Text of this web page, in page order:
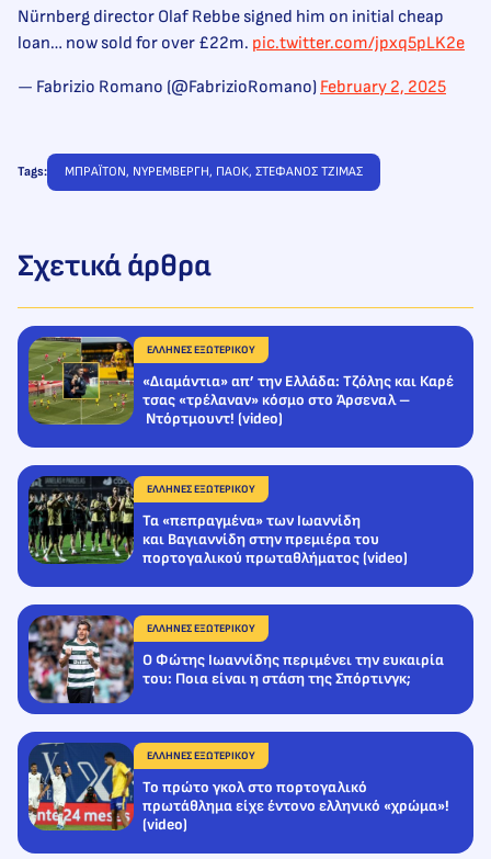
Nürnberg director Olaf Rebbe signed him on initial cheap
loan… now sold for over £22m. pic.twitter.com/jpxq5pLK2e
— Fabrizio Romano (@FabrizioRomano) February 2, 2025
Tags: ΜΠΡΑΪΤΟΝ, ΝΥΡΕΜΒΕΡΓΗ, ΠΑΟΚ, ΣΤΕΦΑΝΟΣ ΤΖΙΜΑΣ
Σχετικά άρθρα
ΕΛΛΗΝΕΣ ΕΞΩΤΕΡΙΚΟΥ
«Διαμάντια» απ’ την Ελλάδα: Τζόλης και Καρέ
τσας «τρέλαναν» κόσμο στο Άρσεναλ –
Ντόρτμουντ! (video)
ΕΛΛΗΝΕΣ ΕΞΩΤΕΡΙΚΟΥ
Τα «πεπραγμένα» των Ιωαννίδη
και Βαγιαννίδη στην πρεμιέρα του
πορτογαλικού πρωταθλήματος (video)
ΕΛΛΗΝΕΣ ΕΞΩΤΕΡΙΚΟΥ
Ο Φώτης Ιωαννίδης περιμένει την ευκαιρία
του: Ποια είναι η στάση της Σπόρτινγκ;
ΕΛΛΗΝΕΣ ΕΞΩΤΕΡΙΚΟΥ
To πρώτο γκολ στο πορτογαλικό
πρωτάθλημα είχε έντονο ελληνικό «χρώμα»!
(video)